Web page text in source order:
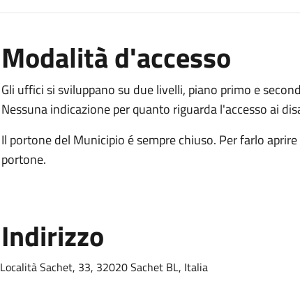
Modalità d'accesso
Gli uffici si sviluppano su due livelli, piano primo e
Nessuna indicazione per quanto riguarda l'accesso ai
Il portone del Municipio é sempre chiuso. Per farlo
portone.
Indirizzo
Località Sachet, 33, 32020 Sachet BL, Italia